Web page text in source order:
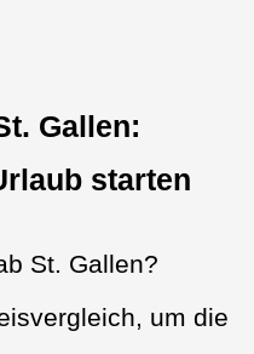
Gallen:
starten
St. Gallen?
um die